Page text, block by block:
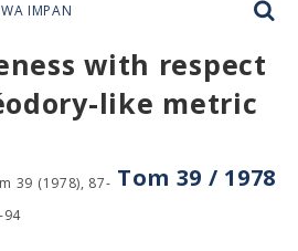
IMPAN
with respect
like metric
Tom 39 / 1978
39 (1978), 87-
94